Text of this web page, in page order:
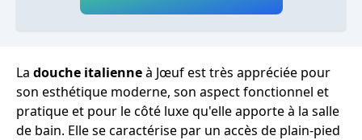
La douche italienneà Jœuf est très appréciée pour
son esthétique moderne, son aspect fonctionnel et
pratique et pour le côté luxe qu'elle apporte à la salle
de bain. Elle se caractérise par un accès de plain-pied